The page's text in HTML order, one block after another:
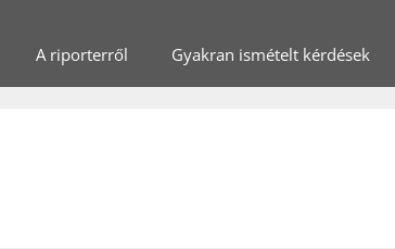
A riporterről Gyakran ismételt kérdések